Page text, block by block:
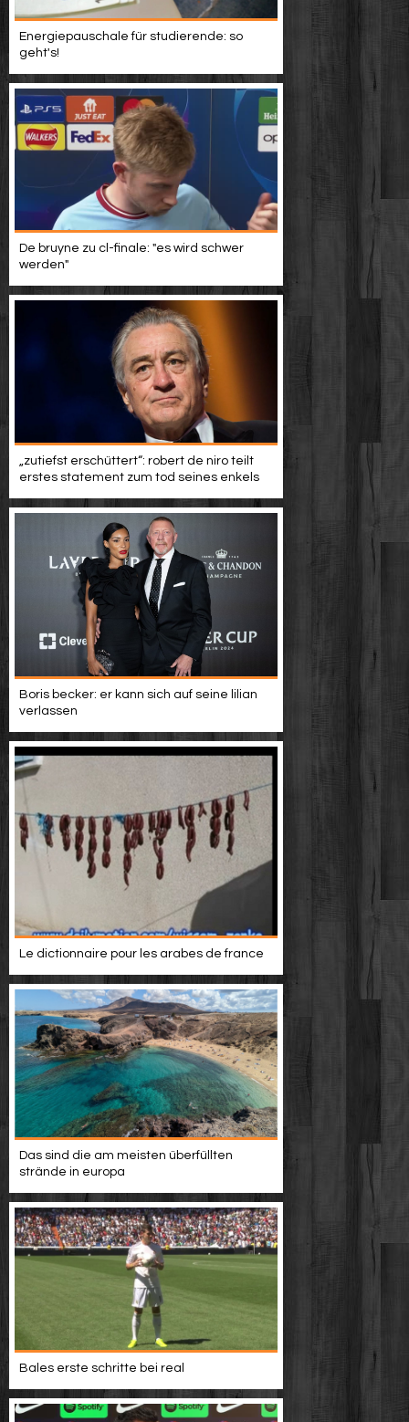
Energiepauschale für studierende: so
geht's!
De bruyne zu cl-finale: "es wird schwer
werden"
„zutiefst erschüttert“: robert de niro teilt
erstes statement zum tod seines enkels
Boris becker: er kann sich auf seine lilian
verlassen
Le dictionnaire pour les arabes de france
Das sind die am meisten überfüllten
strände in europa
Bales erste schritte bei real